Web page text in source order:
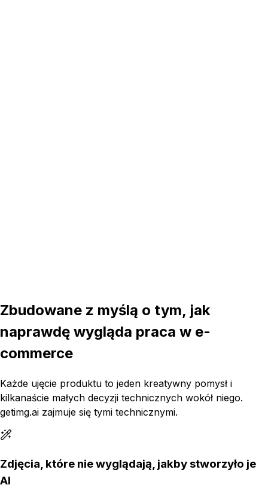
Zbudowane z myślą o tym, jak
naprawdę wygląda praca w e-
commerce
Każde ujęcie produktu to jeden kreatywny pomysł i
kilkanaście małych decyzji technicznych wokół niego.
getimg.ai zajmuje się tymi technicznymi.
Zdjęcia, które nie wyglądają, jakby stworzyło je
AI